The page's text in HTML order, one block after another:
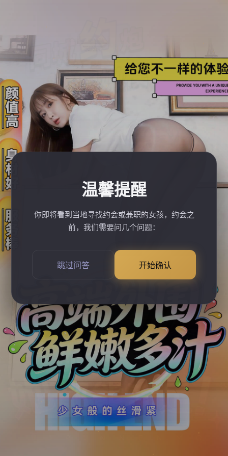
温馨提醒
你即将看到当地寻找约会或兼职的女孩，约会之
前，我们需要问几个问题：
跳过问答 开始确认